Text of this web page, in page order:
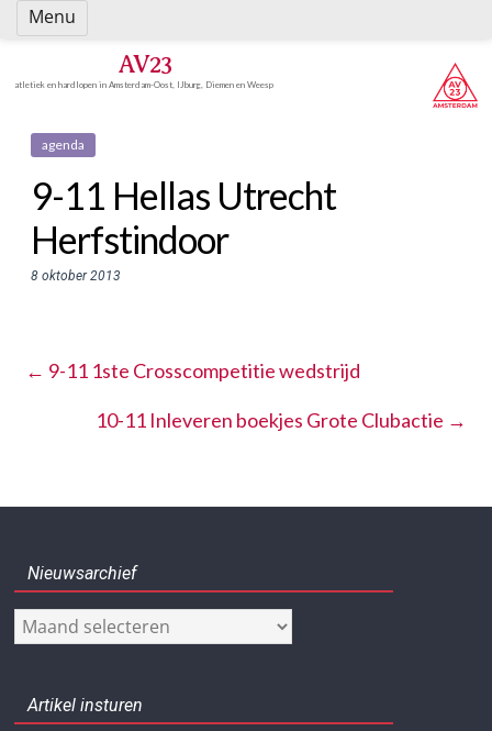
Spring
naar
AV23
atletiek en hardlopen in Amsterdam-Oost, IJburg, Diemen en Weesp
agenda
9-11 Hellas Utrecht
Herfstindoor
8 oktober 2013
← 9-11 1ste Crosscompetitie wedstrijd
10-11 Inleveren boekjes Grote Clubactie →
Nieuwsarchief
Nieuwsarchief
Artikel insturen
Menu